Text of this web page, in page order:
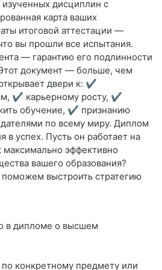
дисциплин с
карта ваших
итоговой аттестации —
вы прошли все испытания.
— гарантию его подлинности
документ — больше, чем
двери к: ✔️
✔️ карьерному росту, ✔️
обучение, ✔️ признанию
по всему миру. Диплом
в успех. Пусть он работает на
максимально эффективно
вашего образования?
выстроить стратегию
конкретному предмету или